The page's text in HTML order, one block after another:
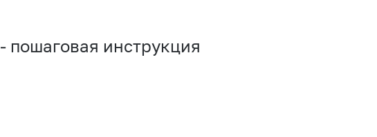
- пошаговая инструкция